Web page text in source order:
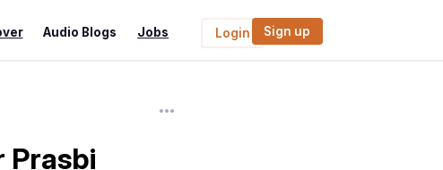
Audio Blogs Jobs Login Sign up
Prasbi